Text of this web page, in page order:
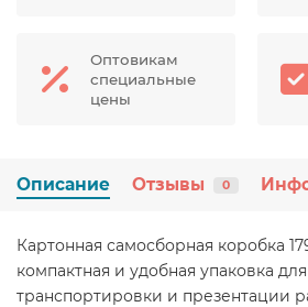
Оптовикам
специальные
цены
Описание Отзывы 0
Картонная самосборная коробка
компактная и удобная упаковка
транспортировки и презентации